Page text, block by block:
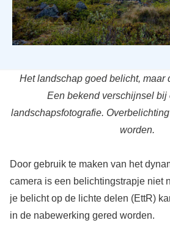
Het landschap goed belicht, maar
Een bekend verschijnsel bij
landschapsfotografie.
worden.
Door gebruik te maken van het
camera is een belichtingstrapje niet
je belicht op de lichte delen (EttR)
in de nabewerking gered worden.